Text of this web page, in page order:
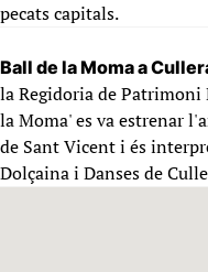
pecats capitals.
Ball de la Moma a
la Regidoria de Patrimoni
la Moma' es va estrenar
de Sant Vicent i és
Dolçaina i Danses de